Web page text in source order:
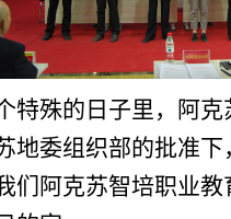
特殊的日子里，阿
地委组织部的批准
们阿克苏智培职业